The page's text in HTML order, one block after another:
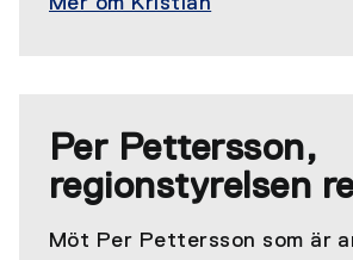
Per Pettersson,
regionstyrelsen
Möt Per Pettersson som är